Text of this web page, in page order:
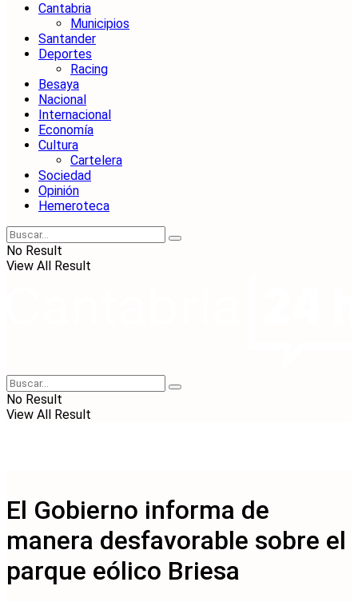
Cantabria
Municipios
Santander
Deportes
Racing
Besaya
Nacional
Internacional
Economía
Cultura
Cartelera
Sociedad
Opinión
Hemeroteca
No Result
View All Result
No Result
View All Result
El Gobierno informa de
manera desfavorable sobre el
parque eólico Briesa